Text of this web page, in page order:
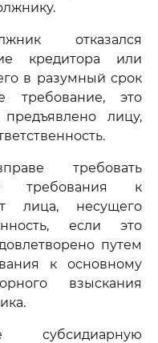
отказался
кредитора или
в разумный срок
требование, это
лицу,
требовать
требования к
лица, несущего
если это
путем
к основному
взыскания